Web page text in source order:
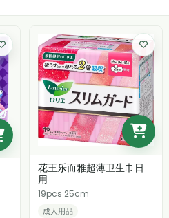
花王乐而雅超薄卫生巾日
用
19pcs 25cm
成人用品